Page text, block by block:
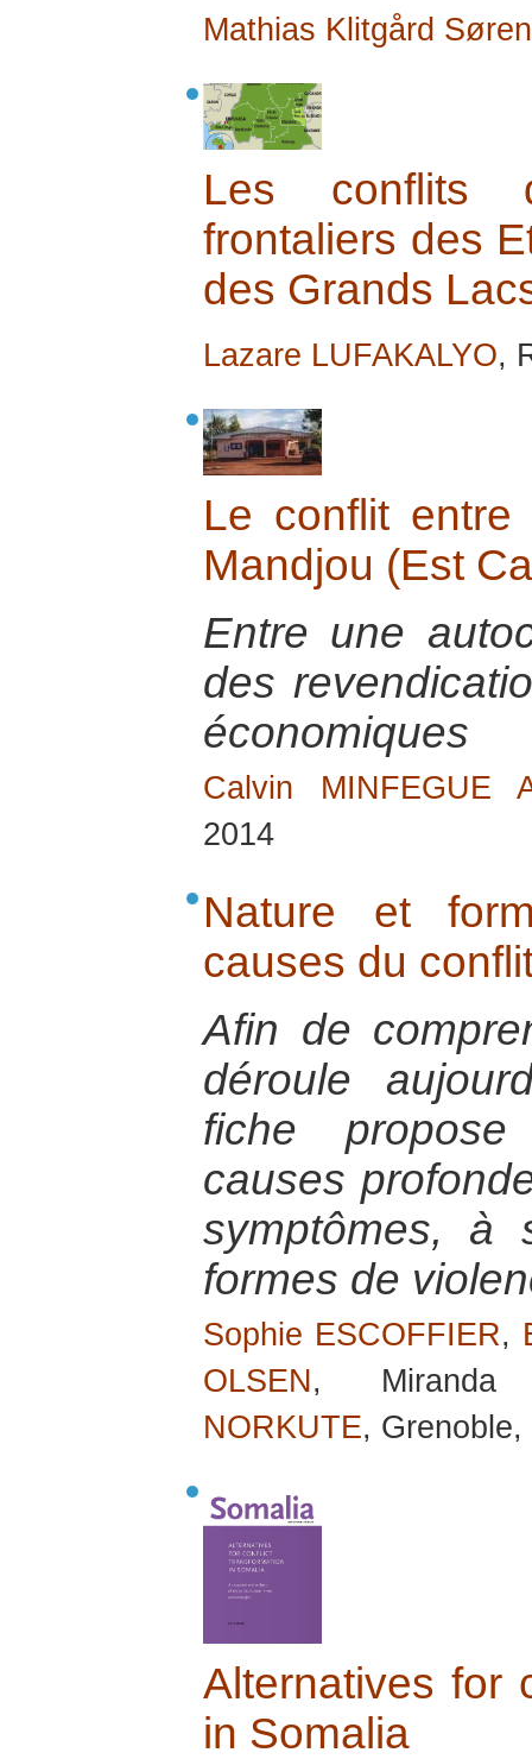
Mathias Klitgård
Les conflits
frontaliers des
des Grands
Lazare LUFAKALYO,
Le conflit
Mandjou (Est
Entre une
des
économiques
Calvin MINFEGUE
2014
Nature et
causes du
Afin de
déroule
fiche
causes
symptômes, à
formes de
Sophie ESCOFFIER,
OLSEN, Miranda
NORKUTE,
Alternatives for
in Somalia